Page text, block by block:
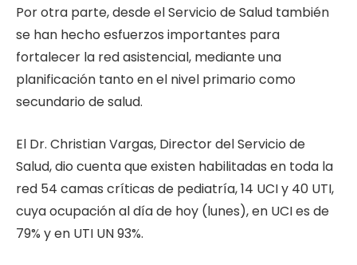
Por otra parte, desde el Servicio de Salud también
se han hecho esfuerzos importantes para
fortalecer la red asistencial, mediante una
planificación tanto en el nivel primario como
secundario de salud.
El Dr. Christian Vargas, Director del Servicio de
Salud, dio cuenta que existen habilitadas en toda la
red 54 camas críticas de pediatría, 14 UCI y 40 UTI,
cuya ocupación al día de hoy (lunes), en UCI es de
79% y en UTI UN 93%.